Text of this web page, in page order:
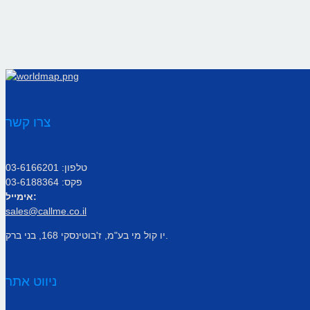
צרו קשר
טלפון: 03-6166201
פקס: 03-6188364
אימייל:
sales@callme.co.il
ניווט אתר